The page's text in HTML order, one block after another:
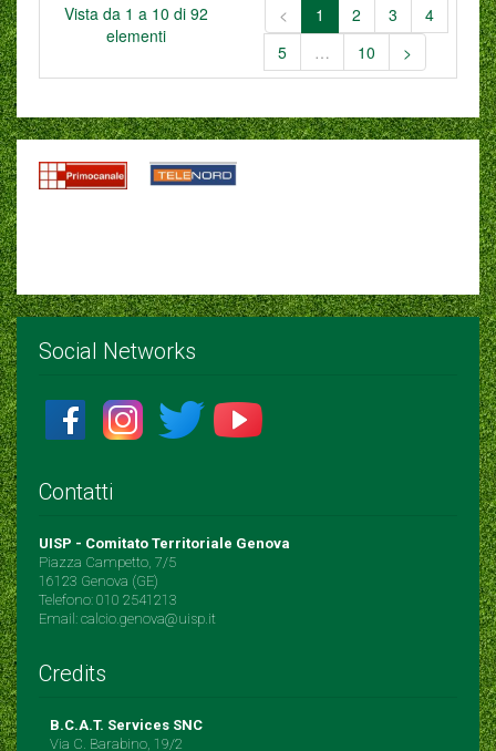
Vista da 1 a 10 di 92
elementi
< 1 2 3
4
5
… 10 >
Social Networks
Contatti
UISP - Comitato Territoriale Genova
Piazza Campetto, 7/5
16123 Genova (GE)
Telefono: 010 2541213
Email: calcio.genova@uisp.it
Credits
B.C.A.T. Services SNC
Via C. Barabino, 19/2